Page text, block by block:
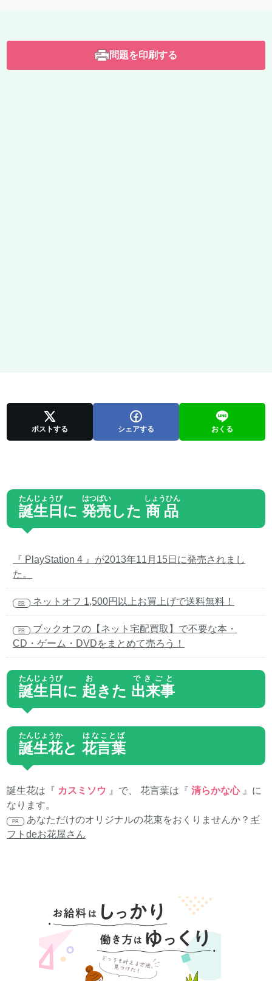
問題を印刷する
ポストする シェアする おくる
誕生日
たんじょうび
に発売
はつばい
した商品
しょうひん
『 PlayStation 4 』が2013年11月15日に発売されまし
た。
PR ネットオフ 1,500円以上お買上げで送料無料！
PR
ブックオフの【ネット宅配買取】で不要な本・
CD・ゲーム・DVDをまとめて売ろう！
誕生日
たんじょうび
に 起
お
きた 出来事
できごと
誕生花
たんじょうか
と花言葉
はなことば
誕生花は『 カスミソウ 』で、 花言葉は『清らかな心』に
なります。
PR あなただけのオリジナルの花束をおくりませんか？ ギ
フトdeお花屋さん